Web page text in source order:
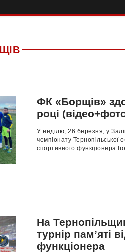
ФК «Борщів»
році
У неділю, 26 березня, у
чемпіонату Тернопільської
спортивного функціонера
На
турнір пам’яті
функціонера